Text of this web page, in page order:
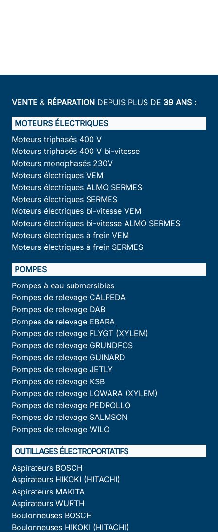
VENTE & RÉPARATION DEPUIS PLUS DE 39 ANS :
MOTEURS ÉLECTRIQUES
Moteurs triphasés 400 V
Moteurs triphasés 400 V bi-vitesse
Moteurs monophasés 230V
Moteurs électriques VEM
Moteurs électriques ALMO SERMES
Moteurs électriques SERMES
Moteurs électriques bi-vitesse VEM
Moteurs électriques bi-vitesse ALMO SERMES
Moteurs électriques à frein VEM
Moteurs électriques à frein SERMES
POMPES
Pompes à eau submersibles
Pompes de relevage CALPEDA
Pompes de relevage DAB
Pompes de relevage EBARA
Pompes de relevage FLYGT (XYLEM)
Pompes de relevage GRUNDFOS
Pompes de relevage GUINARD
Pompes de relevage JETLY
Pompes de relevage KSB
Pompes de relevage LOWARA (XYLEM)
Pompes de relevage PEDROLLO
Pompes de relevage SALMSON
Pompes de relevage WILO
OUTILLAGES ÉLECTROPORTATIFS
Aspirateurs BOSCH
Aspirateurs HIKOKI (HITACHI)
Aspirateurs MAKITA
Aspirateurs WURTH
Boulonneuses BOSCH
Boulonneuses HIKOKI (HITACHI)